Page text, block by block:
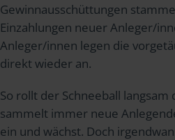
Gewinnausschüttungen
Einzahlungen neuer Anleger/
Anleger/innen legen die
direkt wieder an.
So rollt der Schneeball langsam
sammelt immer neue
ein und wächst. Doch